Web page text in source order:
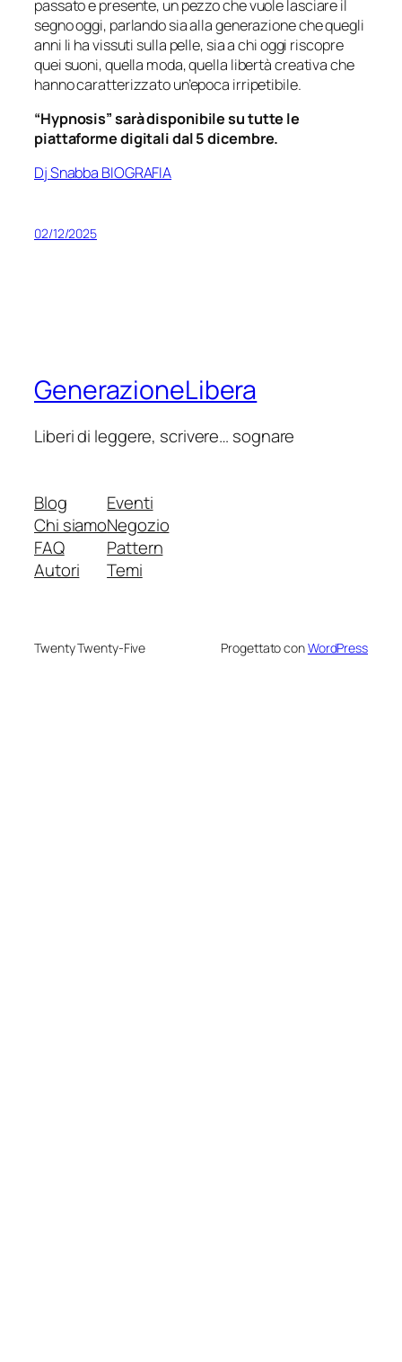
passato e presente, un pezzo che vuole lasciare il
segno oggi, parlando sia alla generazione che quegli
anni li ha vissuti sulla pelle, sia a chi oggi riscopre
quei suoni, quella moda, quella libertà creativa che
hanno caratterizzato un’epoca irripetibile.
“Hypnosis” sarà disponibile su tutte le
piattaforme digitali dal 5 dicembre.
Dj Snabba BIOGRAFIA
02/12/2025
GenerazioneLibera
Liberi di leggere, scrivere… sognare
Blog
Chi siamo
FAQ
Autori
Eventi
Negozio
Pattern
Temi
Twenty Twenty-Five Progettato conWordPress